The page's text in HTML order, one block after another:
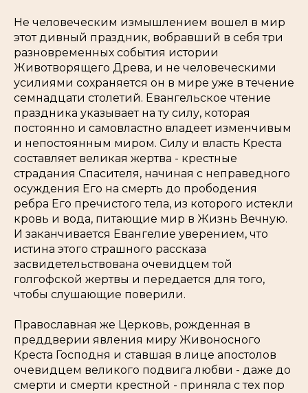
Не человеческим измышлением вошел в мир
этот дивный праздник, вобравший в себя три
разновременных события истории
Животворящего Древа, и не человеческими
усилиями сохраняется он в мире уже в течение
семнадцати столетий. Евангельское чтение
праздника указывает на ту силу, которая
постоянно и самовластно владеет изменчивым
и непостоянным миром. Силу и власть Креста
составляет великая жертва - крестные
страдания Спасителя, начиная с неправедного
осуждения Его на смерть до прободения
ребра Его пречистого тела, из которого истекли
кровь и вода, питающие мир в Жизнь Вечную.
И заканчивается Евангелие уверением, что
истина этого страшного рассказа
засвидетельствована очевидцем той
голгофской жертвы и передается для того,
чтобы слушающие поверили.
Православная же Церковь, рожденная в
преддверии явления миру Живоносного
Креста Господня и ставшая в лице апостолов
очевидцем великого подвига любви - даже до
смерти и смерти крестной - приняла с тех пор